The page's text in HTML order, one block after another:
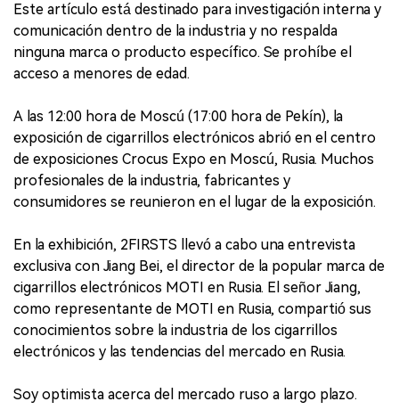
Este artículo está destinado para investigación interna y
comunicación dentro de la industria y no respalda
ninguna marca o producto específico. Se prohíbe el
acceso a menores de edad.
A las 12:00 hora de Moscú (17:00 hora de Pekín), la
exposición de cigarrillos electrónicos abrió en el centro
de exposiciones Crocus Expo en Moscú, Rusia. Muchos
profesionales de la industria, fabricantes y
consumidores se reunieron en el lugar de la exposición.
En la exhibición, 2FIRSTS llevó a cabo una entrevista
exclusiva con Jiang Bei, el director de la popular marca de
cigarrillos electrónicos MOTI en Rusia. El señor Jiang,
como representante de MOTI en Rusia, compartió sus
conocimientos sobre la industria de los cigarrillos
electrónicos y las tendencias del mercado en Rusia.
Soy optimista acerca del mercado ruso a largo plazo.